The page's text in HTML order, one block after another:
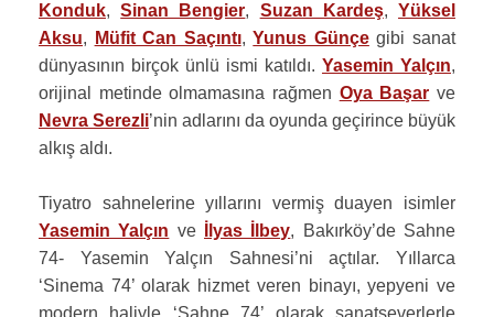
Konduk,Sinan Bengier, Suzan Kardeş,Yüksel
Aksu, Müfit Can Saçıntı,Yunus Günçegibi sanat
dünyasının birçok ünlü ismi katıldı. Yasemin Yalçın,
orijinal metinde olmamasına rağmen Oya Başar ve
Nevra Serezli’nin adlarını da oyunda geçirince büyük
alkış aldı.
Tiyatro sahnelerine yıllarını vermiş duayen isimler
Yasemin Yalçın ve İlyas İlbey, Bakırköy’de Sahne
74- Yasemin Yalçın Sahnesi’ni açtılar. Yıllarca
‘Sinema 74’ olarak hizmet veren binayı, yepyeni ve
modern haliyle ‘Sahne 74’ olarak sanatseverlerle